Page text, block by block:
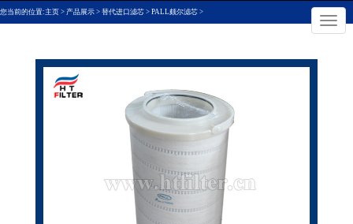
切
换
导
×
您当前的位置:主页 > 产品展示 > 替代进口滤芯 > PALL颇尔滤芯 >